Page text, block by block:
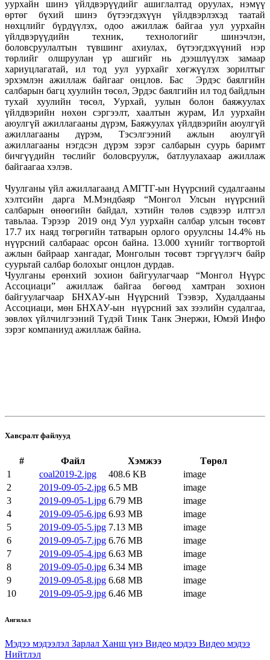
уурхайн шинэ үйлдвэрүүдийг ашиглалтад оруулах, нэмүү
өртөг бүхий шинэ бүтээгдэхүүн үйлдвэрлэхэд таатай
нөхцлийг бүрдүүлэх, одоо ажиллаж байгаа уул уурхайн
үйлдвэрүүдийн техник, технологийг шинэчлэн,
боловсруулалтын түвшинг ахиулах, бүтээгдэхүүний нэр
төрлийг олшруулан үр ашгийг нь дээшлүүлэх замаар
хариуцлагатай, ил тод уул уурхайг хөгжүүлэх зорилтыг
эрхэмлэн ажиллаж байгааг онцлов. Бас Эрдэс баялгийн
салбарын багц хуулийн төсөл, Эрдэс баялгийн ил тод байдлын
тухай хуулийн төсөл, Уурхай, уулын болон баяжуулах
үйлдвэрийн нөхөн сэргээлт, хаалтын журам, Ил уурхайн
аюулгүй ажиллагааны дүрэм, Баяжуулах үйлдвэрийн аюулгүй
ажиллагааны дүрэм, Тэсэлгээний ажлын аюулгүй
ажиллагааны нэгдсэн дүрэм зэрэг салбарын суурь баримт
бичгүүдийн төслийг боловсруулж, батлуулахаар ажиллаж
байгаагаа хэлэв.
Чуулганы үйл ажиллагаанд АМГТГ-ын Нүүрсний судалгааны
хэлтсийн дарга М.Мэндбаяр “Монгол Улсын нүүрсний
салбарын өнөөгийн байдал, хэтийн төлөв сэдвээр илтгэл
тавьлаа. Тэрээр 2019 онд Уул уурхайн салбар улсын төсөвт
17.7 их наяд төгрөгийн татварын орлого оруулсны 14.4% нь
нүүрсний салбараас орсон байна. 13.000 хүнийг тогтвортой
ажлын байраар хангадаг, Монголын төсөвт тэргүүлэгч байр
суурьтай салбар болохыг онцлон дурдав.
Чуулганы ерөнхий зохион байгуулагчаар “Монгол Нүүрс
Ассоциаци” ажиллаж байгаа бөгөөд хамтран зохион
байгуулагчаар БНХАУ-ын Нүүрсний Тээвэр, Худалдааны
Ассоциаци, мөн БНХАУ-ын нүүрсний зах зээлийн судалгаа,
зөвлөх үйлчилгээний Түдэй Тинк Танк Энержи, Юмэй Инфо
зэрэг компаниуд ажиллаж байна.
Хавсралт файлууд
# Файл Хэмжээ
Төрөл
1
coal2019-2.jpg 408.6 KB
image
2
2019-09-05-2.jpg 6.5 MB
image
3
2019-09-05-1.jpg 6.79 MB
image
4
2019-09-05-6.jpg 6.93 MB
image
5
2019-09-05-5.jpg 7.13 MB
image
6
2019-09-05-7.jpg 6.76 MB
image
7
2019-09-05-4.jpg 6.63 MB
image
8
2019-09-05-0.jpg 6.34 MB
image
9
2019-09-05-8.jpg 6.68 MB
image
10
2019-09-05-9.jpg 6.46 MB image
Ангилал
Мэдээ мэдээлэл Зарлал Ханш үнэ Видео мэдээ Видео мэдээ
Нийтлэл